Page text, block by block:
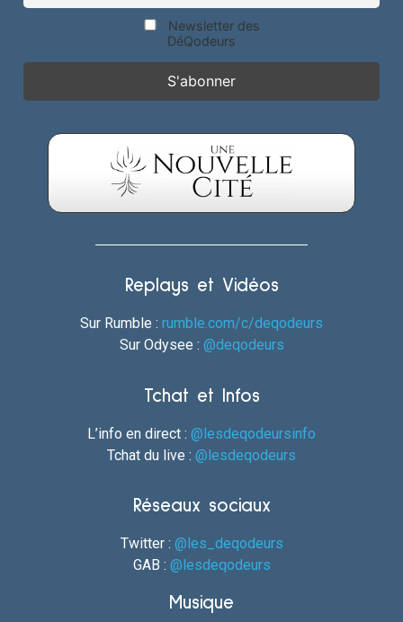
Newsletter des
DéQodeurs
Replays et Vidéos
Sur Rumble : rumble.com/c/deqodeurs
Sur Odysee : @deqodeurs
Tchat et Infos
L’info en direct : @lesdeqodeursinfo
Tchat du live : @lesdeqodeurs
Réseaux sociaux
Twitter : @les_deqodeurs
GAB : @lesdeqodeurs
Musique